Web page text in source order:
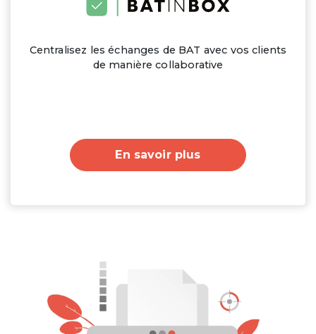
Centralisez les échanges de BAT avec vos clients
de manière collaborative
En savoir plus